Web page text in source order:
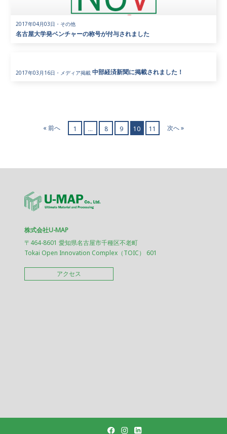
2017年04月03日 ・ その他
名古屋大学発ベンチャーの称号が付与されました
2017年03月16日 ・ メディア掲載 中部経済新聞に掲載されました！
« 前へ 1 … 8 9 10 11 次へ »
株式会社U-MAP
〒464-8601 愛知県名古屋市千種区不老町
Tokai Open Innovation Complex（TOIC） 601
アクセス